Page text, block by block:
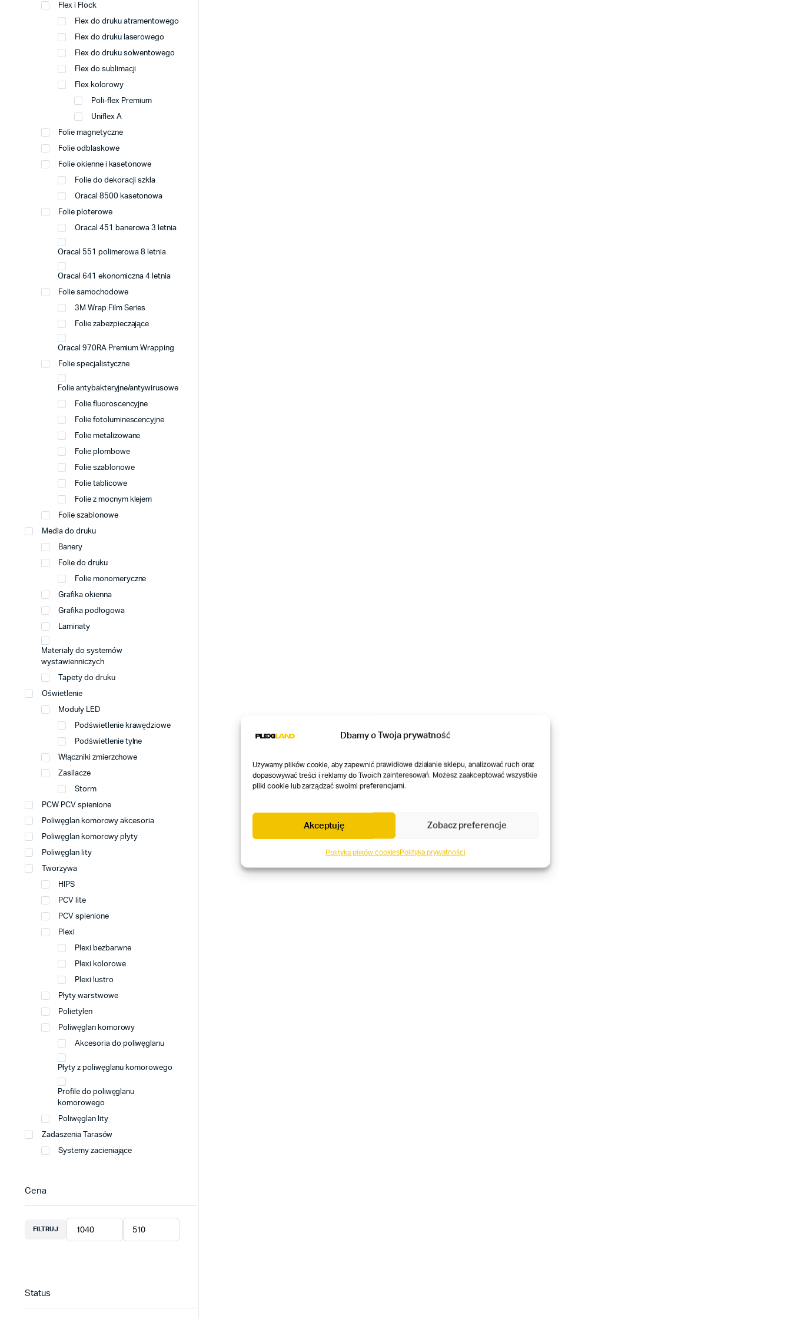
Dbamy o Twoja prywatność
Używamy plików cookie, aby zapewnić prawidłowe działanie sklepu, analizować ruch oraz
dopasowywać treści i reklamy do Twoich zainteresowań. Możesz zaakceptować wszystkie
pliki cookie lub zarządzać swoimi preferencjami.
Akceptuję Zobacz preferencje
Polityka plików cookiesPolityka prywatności
Flex i Flock
Flex do druku atramentowego
Flex do druku laserowego
Flex do druku solwentowego
Flex do sublimacji
Flex kolorowy
Poli-flex Premium
Uniflex A
Folie magnetyczne
Folie odblaskowe
Folie okienne i kasetonowe
Folie do dekoracji szkła
Oracal 8500 kasetonowa
Folie ploterowe
Oracal 451 banerowa 3 letnia
Oracal 551 polimerowa 8 letnia
Oracal 641 ekonomiczna 4 letnia
Folie samochodowe
3M Wrap Film Series
Folie zabezpieczające
Oracal 970RA Premium Wrapping
Folie specjalistyczne
Folie antybakteryjne/antywirusowe
Folie fluoroscencyjne
Folie fotoluminescencyjne
Folie metalizowane
Folie plombowe
Folie szablonowe
Folie tablicowe
Folie z mocnym klejem
Folie szablonowe
Media do druku
Banery
Folie do druku
Folie monomeryczne
Grafika okienna
Grafika podłogowa
Laminaty
Materiały do systemów
wystawienniczych
Tapety do druku
Oświetlenie
Moduły LED
Podświetlenie krawędziowe
Podświetlenie tylne
Włączniki zmierzchowe
Zasilacze
Storm
PCW PCV spienione
Poliwęglan komorowy akcesoria
Poliwęglan komorowy płyty
Poliwęglan lity
Tworzywa
HIPS
PCV lite
PCV spienione
Plexi
Plexi bezbarwne
Plexi kolorowe
Plexi lustro
Płyty warstwowe
Polietylen
Poliwęglan komorowy
Akcesoria do poliwęglanu
Płyty z poliwęglanu komorowego
Profile do poliwęglanu
komorowego
Poliwęglan lity
Zadaszenia Tarasów
Systemy zacieniające
Cena
FILTRUJ
Status